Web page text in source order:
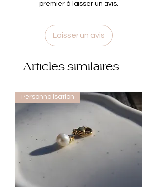
premier à laisser un avis.
Laisser un avis
Articles similaires
Personnalisation